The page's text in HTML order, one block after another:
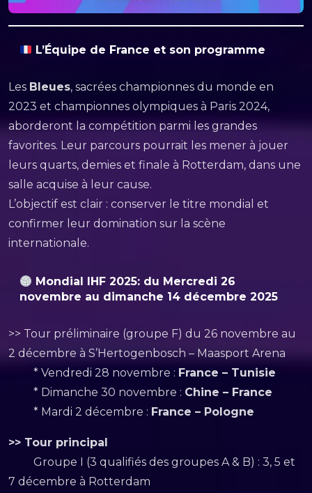
L’Équipe de France et son programme
Les Bleues, sacrées championnes du monde en
2023 et championnes olympiques à Paris 2024,
aborderont la compétition parmi les grandes
favorites. Leur parcours pourrait les mener à jouer
leurs quarts, demies et finale à Rotterdam, dans une
salle acquise à leur cause.
L’objectif est clair : conserver le titre mondial et
confirmer leur domination sur la scène
internationale.
Mondial IHF 2025: du Mercredi 26
novembre au dimanche 14 décembre 2025
>> Tour préliminaire (groupe F) du 26 novembre au
2 décembre à S’Hertogenbosch – Maasport Arena
* Vendredi 28 novembre : France – Tunisie
* Dimanche 30 novembre : Chine – France
* Mardi 2 décembre : France – Pologne
>> Tour principal
Groupe I (3 qualifiés des groupes A & B) : 3, 5 et
7 décembre à Rotterdam